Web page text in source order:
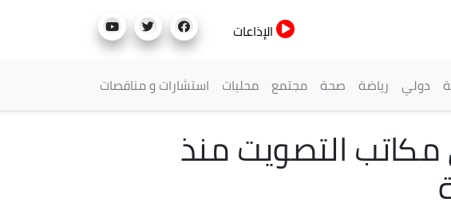
الإذاعات
دولي رياضة صحة مجتمع محليات استشارات و مناقصات
مكاتب التصويت منذ